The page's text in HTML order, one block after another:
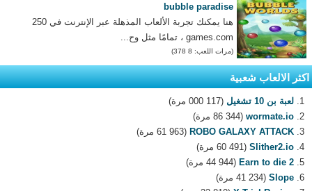
bubble paradise
هنا يمكنك تجربة الألعاب المذهلة عبر الإنترنت في 250
games.com ، تمامًا مثل وح...
(مرات اللعب: 8 378)
اكثر الالعاب شعبية
لعبة بن 10 تشغيل
(117 000 مرة)
wormate.io (86 344 مرة)
ROBO GALAXY ATTACK (61 963 مرة)
Slither2.io (60 491 مرة)
Earn to die 2 (44 944 مرة)
Slope (41 234 مرة)